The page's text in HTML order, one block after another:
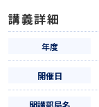
講義詳細
年度
開催日
開講部局名